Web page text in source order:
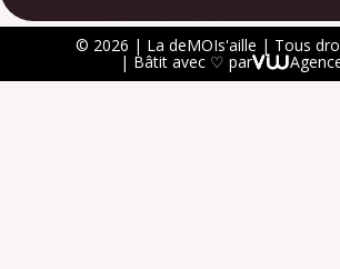
© 2026 | La deMOIs'aille | Tous
| Bâtit avec ♡ par